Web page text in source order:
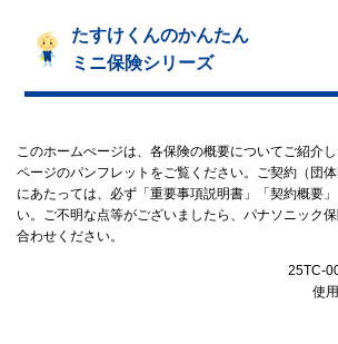
たすけくんのかんたん
ミニ保険シリーズ
このホームぺージは、各保険の概要についてご紹介
ページのパンフレットをご覧ください。ご契約（団体
にあたっては、必ず「重要事項説明書」「契約概要
い。ご不明な点等がございましたら、パナソニック
合わせください。
25TC-
使用期